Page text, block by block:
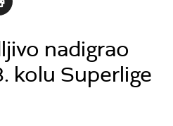
nadigrao
kolu Superlige